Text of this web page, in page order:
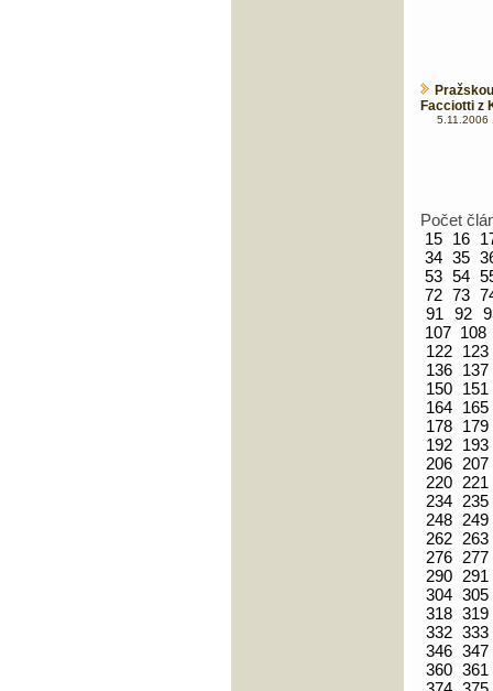
Facciotti z
5.11.2006
Počet
15 16
34 35
53 54
72 73
91
92
107 108
122
123
136
137
150
151
164
165
178
179
192
193
206 207
220
221
234
235
248
249
262
263
276
277
290
291
304 305
318 319
332 333
346 347
360 361